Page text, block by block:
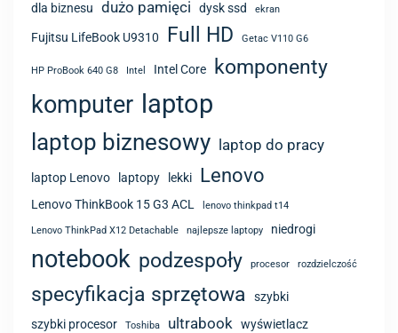
dla biznesu dużo pamięci dysk ssd ekran
Fujitsu LifeBook U9310 Full HD Getac V110 G6
HP ProBook 640 G8 Intel Intel Core komponenty
komputer laptop
laptop biznesowy laptop do pracy
laptop Lenovo laptopy lekki Lenovo
Lenovo ThinkBook 15 G3 ACL lenovo thinkpad t14
Lenovo ThinkPad X12 Detachable najlepsze laptopy niedrogi
notebook podzespoły procesor rozdzielczość
specyfikacja sprzętowa
szybki
szybki procesor
Toshiba ultrabook wyświetlacz